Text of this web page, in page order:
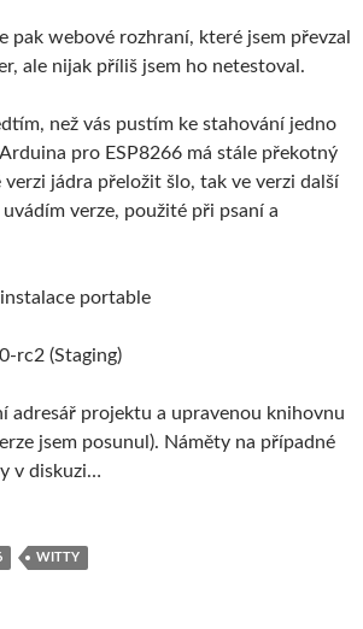
pak webové rozhraní, které jsem převzal
ale nijak příliš jsem ho netestoval.
než vás pustím ke stahování jedno
pro ESP8266 má stále překotný
jádra přeložit šlo, tak ve verzi další
verze, použité při psaní a
portable
rc2 (Staging)
adresář projektu a upravenou knihovnu
jsem posunul). Náměty na případné
v diskuzi…
WITTY